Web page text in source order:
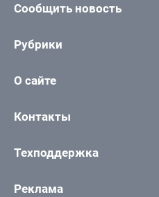
Сообщить новость
Рубрики
О сайте
Контакты
Техподдержка
Реклама